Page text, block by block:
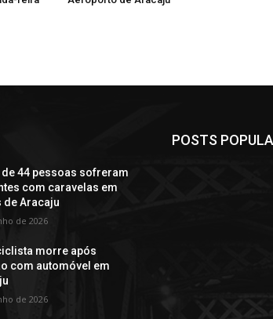
de 44 pessoas sofreram
com caravelas em
de Aracaju
de 2026
morre após
com automóvel em
de 2026
POSTS